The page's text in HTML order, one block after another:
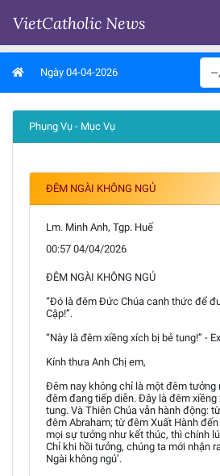
VietCatholic News
Ngày 04-04-2026
Phụng Vụ - Mục Vụ
ĐÊM NGÀI KHÔNG NGỦ
Lm. Minh Anh, Tgp. Huế
00:57 04/04/2026
ĐÊM NGÀI KHÔNG NGỦ
“Đó là đêm Đức Chúa canh thức để
Cập!”.
“Này là đêm xiềng xích bị bẻ tung!” -
Kính thưa Anh Chị em,
Đêm nay không chỉ là một đêm tưởng
đêm đang tiếp diễn. Đây là đêm xiềng
tung. Và Thiên Chúa vẫn hành động:
đêm Abraham; từ đêm Xuất Hành
mọi sự tưởng như kết thúc, thì chính
Chỉ khi hồi tưởng, chúng ta mới nhận
Ngài không ngủ’.